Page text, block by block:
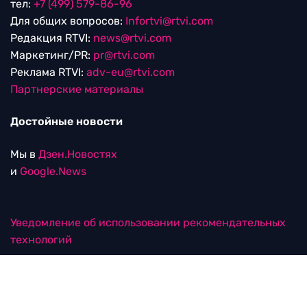
тел: +7 (499) 579-86-96
Для общих вопросов: Infortvi@rtvi.com
Редакция RTVI: news@rtvi.com
Маркетинг/PR: pr@rtvi.com
Реклама RTVI: adv-eu@rtvi.com
Партнерские материалы
Достойные новости
Мы в Дзен.Новостях
и Google.News
Уведомление об использовании рекомендательных
технологий